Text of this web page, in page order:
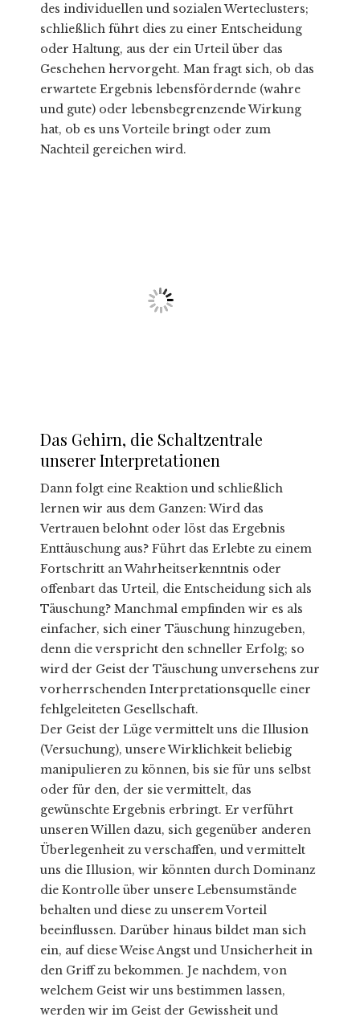
des individuellen und sozialen Werteclusters;
schließlich führt dies zu einer Entscheidung
oder Haltung, aus der ein Urteil über das
Geschehen hervorgeht. Man fragt sich, ob das
erwartete Ergebnis lebensfördernde (wahre
und gute) oder lebensbegrenzende Wirkung
hat, ob es uns Vorteile bringt oder zum
Nachteil gereichen wird.
Das Gehirn, die Schaltzentrale
unserer Interpretationen
Dann folgt eine Reaktion und schließlich
lernen wir aus dem Ganzen: Wird das
Vertrauen belohnt oder löst das Ergebnis
Enttäuschung aus? Führt das Erlebte zu einem
Fortschritt an Wahrheitserkenntnis oder
offenbart das Urteil, die Entscheidung sich als
Täuschung? Manchmal empfinden wir es als
einfacher, sich einer Täuschung hinzugeben,
denn die verspricht den schneller Erfolg; so
wird der Geist der Täuschung unversehens zur
vorherrschenden Interpretationsquelle einer
fehlgeleiteten Gesellschaft.
Der Geist der Lüge vermittelt uns die Illusion
(Versuchung), unsere Wirklichkeit beliebig
manipulieren zu können, bis sie für uns selbst
oder für den, der sie vermittelt, das
gewünschte Ergebnis erbringt. Er verführt
unseren Willen dazu, sich gegenüber anderen
Überlegenheit zu verschaffen, und vermittelt
uns die Illusion, wir könnten durch Dominanz
die Kontrolle über unsere Lebensumstände
behalten und diese zu unserem Vorteil
beeinflussen. Darüber hinaus bildet man sich
ein, auf diese Weise Angst und Unsicherheit in
den Griff zu bekommen. Je nachdem, von
welchem Geist wir uns bestimmen lassen,
werden wir im Geist der Gewissheit und